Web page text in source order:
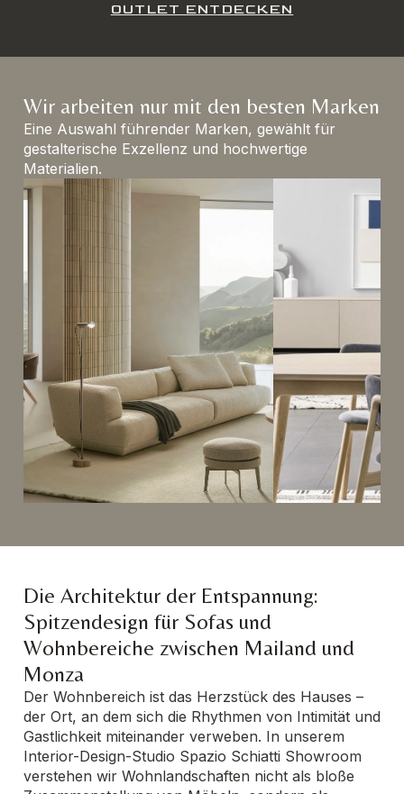
OUTLET ENTDECKEN
Wir arbeiten nur mit den besten Marken
Eine Auswahl führender Marken, gewählt für
gestalterische Exzellenz und hochwertige
Materialien.
Die Architektur der Entspannung:
Spitzendesign für Sofas und
Wohnbereiche zwischen Mailand und
Monza
Der Wohnbereich ist das Herzstück des Hauses –
der Ort, an dem sich die Rhythmen von Intimität und
Gastlichkeit miteinander verweben. In unserem
Interior-Design-Studio Spazio Schiatti Showroom
verstehen wir Wohnlandschaften nicht als bloße